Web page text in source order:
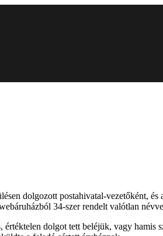
dolgozott postahivatal-vezetőként,
34-szer rendelt valótlan
dolgot tett beléjük, vagy